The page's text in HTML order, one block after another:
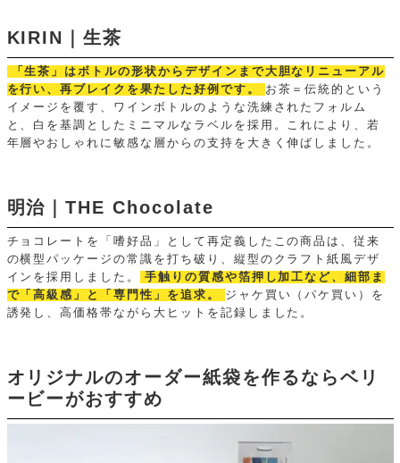
KIRIN｜生茶
「生茶」はボトルの形状からデザインまで大胆なリニューアル
を行い、再ブレイクを果たした好例です。
お茶＝伝統的という
イメージを覆す、ワインボトルのような洗練されたフォルム
と、白を基調としたミニマルなラベルを採用。これにより、若
年層やおしゃれに敏感な層からの支持を大きく伸ばしました。
明治｜THE Chocolate
チョコレートを「嗜好品」として再定義したこの商品は、従来
の横型パッケージの常識を打ち破り、縦型のクラフト紙風デザ
インを採用しました。
手触りの質感や箔押し加工など、細部ま
で「高級感」と「専門性」を追求。
ジャケ買い（パケ買い）を
誘発し、高価格帯ながら大ヒットを記録しました。
オリジナルのオーダー紙袋を作るならベリ
ービーがおすすめ